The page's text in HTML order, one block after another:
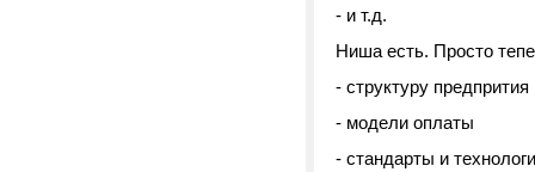
- и т.д.
Ниша есть. Просто
- структуру
- модели оплаты
- стандарты и